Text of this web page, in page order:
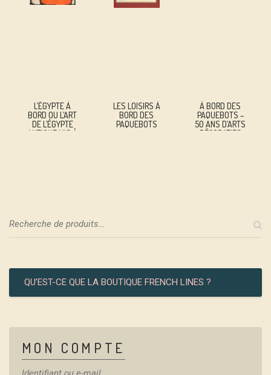
L’ÉGYPTE À
BORD OU L’ART
DE L’ÉGYPTE
ANTIQUE MIS À
LES LOISIRS À
BORD DES
PAQUEBOTS
À BORD DES
PAQUEBOTS –
50 ANS D’ARTS
DÉCORATIFS
QU’EST-CE QUE LA BOUTIQUE FRENCH LINES ?
MON COMPTE